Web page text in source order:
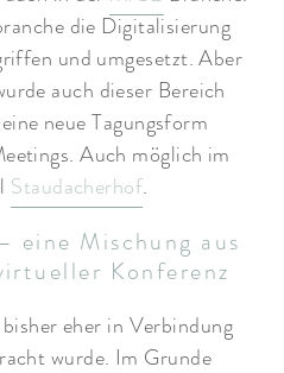
die Digitalisierung
und umgesetzt. Aber
auch dieser Bereich
neue Tagungsform
Auch möglich im
Staudacherhof.
eine Mischung aus
Konferenz
eher in Verbindung
wurde. Im Grunde